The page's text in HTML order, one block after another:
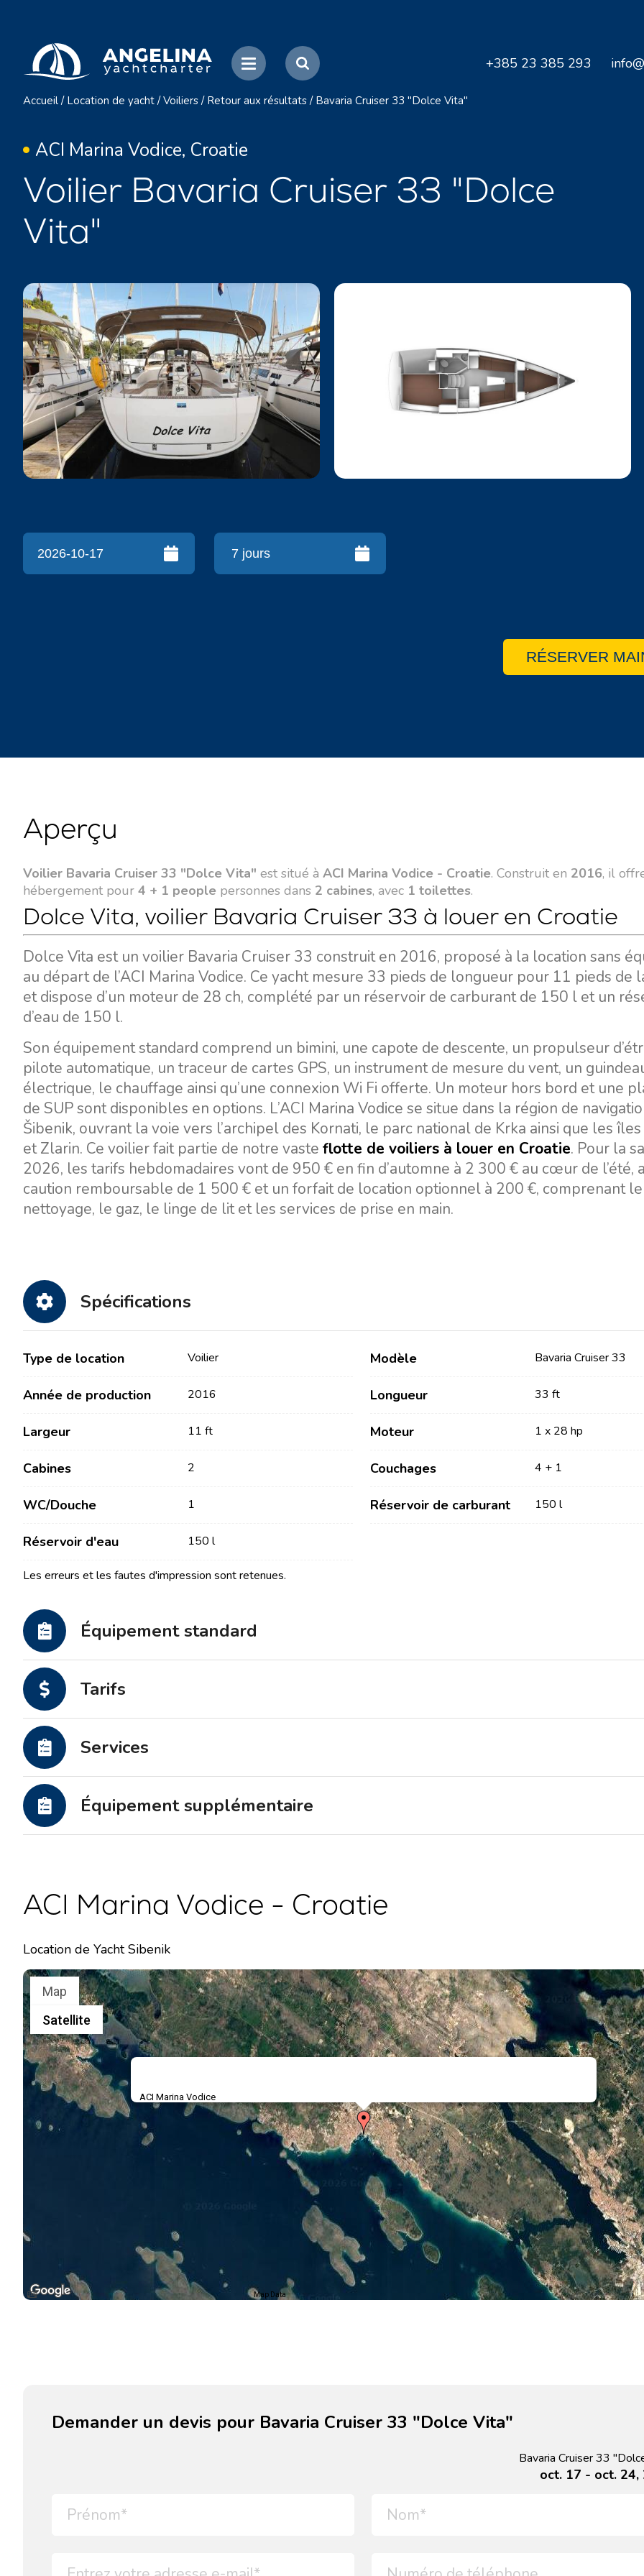
+385 23 385 293
Accueil / Location de yacht / Voiliers / Retour aux résultats / Bavaria Cruiser 33 "Dolce Vita"
ACI Marina Vodice, Croatie
Voilier Bavaria Cruiser 33 "Dolce
Vita"
RÉSERVER
Aperçu
Voilier Bavaria Cruiser 33 "Dolce Vita" est situé à ACI Marina Vodice - Croatie. Construit en 2016, il
hébergement pour 4 + 1 people personnes dans 2 cabines, avec 1 toilettes.
Dolce Vita, voilier Bavaria Cruiser 33 à louer en Croatie
Dolce Vita est un voilier Bavaria Cruiser 33 construit en 2016, proposé à la location sans
au départ de l’ACI Marina Vodice. Ce yacht mesure 33 pieds de longueur pour 11 pieds de
et dispose d’un moteur de 28 ch, complété par un réservoir de carburant de 150 l et un
d’eau de 150 l.
Son équipement standard comprend un bimini, une capote de descente, un propulseur
pilote automatique, un traceur de cartes GPS, un instrument de mesure du vent, un
électrique, le chauffage ainsi qu’une connexion Wi Fi offerte. Un moteur hors bord et une
de SUP sont disponibles en options. L’ACI Marina Vodice se situe dans la région de
Šibenik, ouvrant la voie vers l’archipel des Kornati, le parc national de Krka ainsi que les
et Zlarin. Ce voilier fait partie de notre vaste flotte de voiliers à louer en Croatie. Pour la
2026, les tarifs hebdomadaires vont de 950 € en fin d’automne à 2 300 € au cœur de l’été,
caution remboursable de 1 500 € et un forfait de location optionnel à 200 €, comprenant le
nettoyage, le gaz, le linge de lit et les services de prise en main.
Spécifications
Type de location Voilier Modèle Bavaria Cruiser 33
Année de production 2016 Longueur 33 ft
Largeur 11 ft Moteur 1 x 28 hp
Cabines 2 Couchages 4 + 1
WC/Douche 1 Réservoir de carburant 150 l
Réservoir d'eau 150 l
Les erreurs et les fautes d'impression sont retenues.
Équipement standard
Tarifs
Services
Équipement supplémentaire
ACI Marina Vodice - Croatie
Location de Yacht Sibenik
ACI Marina Vodice
Map
Satellite
Map Data
Demander un devis pour Bavaria Cruiser 33 "Dolce Vita"
Bavaria Cruiser 33
oct. 17 - oct. 24,
Contact
À propos de nous
Bateaux à moteur
Catamarans
Locations avec Skipper
Location de catamarans
Zadar
Région de navigation
Kvarner